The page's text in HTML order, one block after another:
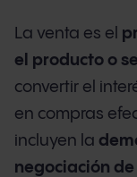
La venta es el
el producto o
convertir el
en compras
incluyen la
negociación